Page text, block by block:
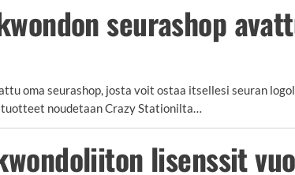
seurashop
oma seurashop, josta voit ostaa itsellesi seuran
noudetaan Crazy Stationilta…
lisenssit